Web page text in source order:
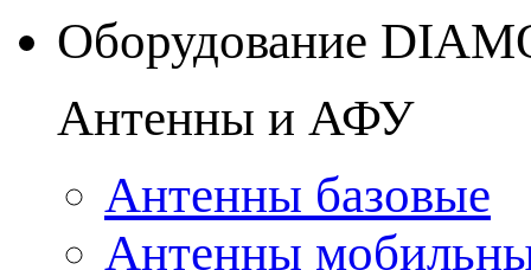
Оборудование
Антенны и АФУ
Антенны базовые
Антенны